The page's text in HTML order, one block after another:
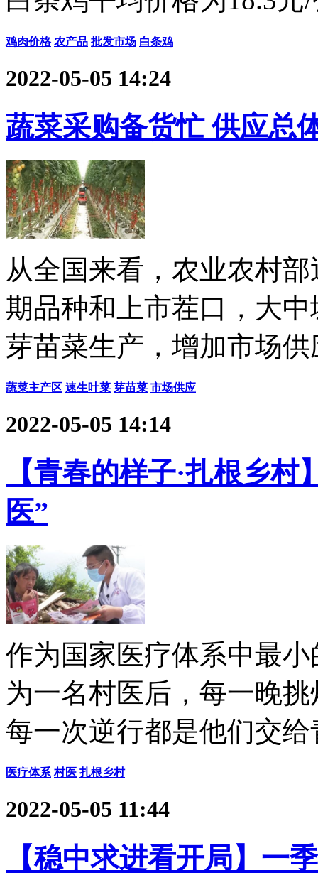
鸡肉价格 农产品 批发市场 白条鸡
2022-05-05 14:24
蔬菜采购备货忙 供应总
从全国来看，农业农村
期品种和上市茬口，大
芽苗菜生产，增加市场供
蔬菜主产区 速生叶菜 芽苗菜 市场供应
2022-05-05 14:14
【青春的样子·扎根乡
医”
作为国家医疗体系中最
为一名村医后，每一晚
每一次逆行都是他们交
医疗体系 村医 扎根乡村
2022-05-05 11:44
【稳中求进看开局】一